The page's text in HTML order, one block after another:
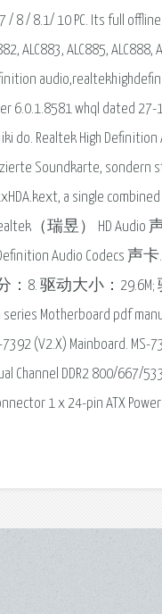
/ 8 / 8.1/ 10 PC. Its full
ALC883, ALC885, ALC888,
whql dated 27-
do. Realtek High
Soundkarte,
a single
Realtek（瑞昱） HD
Audio Codecs
驱动大小：29.6M; 驱
Motherboard pdf
(V2.X) Mainboard.
Channel DDR2 800/667/
1 x 24-pin ATX